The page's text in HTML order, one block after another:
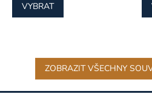
VYBRAT
ZOBRAZIT VŠECHNY